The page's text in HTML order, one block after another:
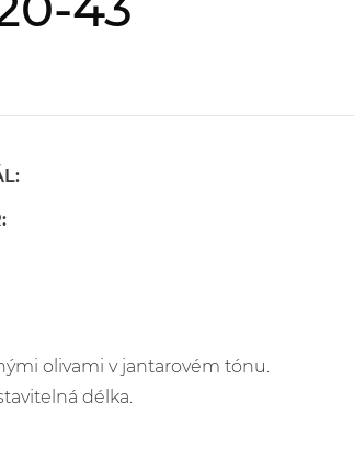
olivami v jantarovém tónu.
délka.